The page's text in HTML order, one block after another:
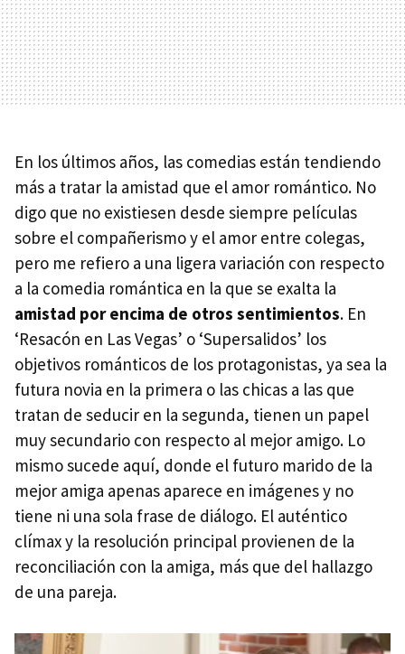
En los últimos años, las comedias están tendiendo
más a tratar la amistad que el amor romántico. No
digo que no existiesen desde siempre películas
sobre el compañerismo y el amor entre colegas,
pero me refiero a una ligera variación con respecto
a la comedia romántica en la que se exalta la
amistad por encima de otros sentimientos. En
‘Resacón en Las Vegas’ o ‘Supersalidos’ los
objetivos románticos de los protagonistas, ya sea la
futura novia en la primera o las chicas a las que
tratan de seducir en la segunda, tienen un papel
muy secundario con respecto al mejor amigo. Lo
mismo sucede aquí, donde el futuro marido de la
mejor amiga apenas aparece en imágenes y no
tiene ni una sola frase de diálogo. El auténtico
clímax y la resolución principal provienen de la
reconciliación con la amiga, más que del hallazgo
de una pareja.